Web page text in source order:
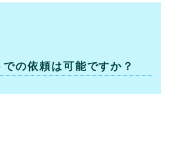
の依頼は可能ですか？